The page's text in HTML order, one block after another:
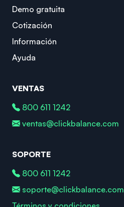
Demo gratuita
Cotización
Información
Ayuda
VENTAS
800 611 1242
ventas@clickbalance.com
SOPORTE
800 611 1242
soporte@clickbalance.com